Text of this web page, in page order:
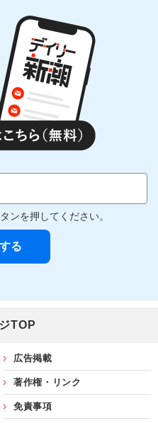
ンを押してください。
TOP
広告掲載
著作権・リンク
免責事項